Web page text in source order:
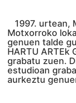
1997. urtean,
Motxorroko
genuen talde
HARTU ARTEk
grabatu zuen.
estudioan
aurkeztu